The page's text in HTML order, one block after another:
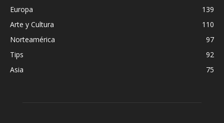
Europa
139
Arte y Cultura
110
Norteamérica
97
Tips
92
Asia
75